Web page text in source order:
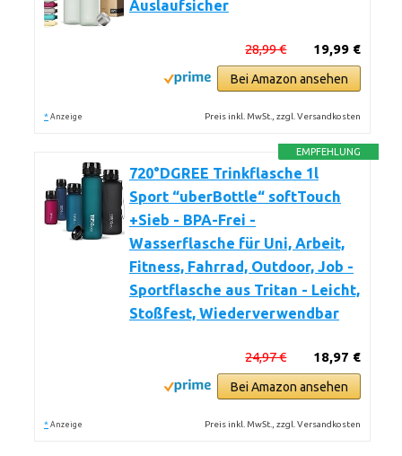
Auslaufsicher
19,99 €
28,99 €
Bei Amazon ansehen
* Anzeige Preis inkl. MwSt., zzgl. Versandkosten
EMPFEHLUNG
720°DGREE Trinkflasche 1l
Sport “uberBottle“ softTouch
+Sieb - BPA-Frei -
Wasserflasche für Uni, Arbeit,
Fitness, Fahrrad, Outdoor, Job -
Sportflasche aus Tritan - Leicht,
Stoßfest, Wiederverwendbar
18,97 €
24,97 €
Bei Amazon ansehen
* Anzeige Preis inkl. MwSt., zzgl. Versandkosten